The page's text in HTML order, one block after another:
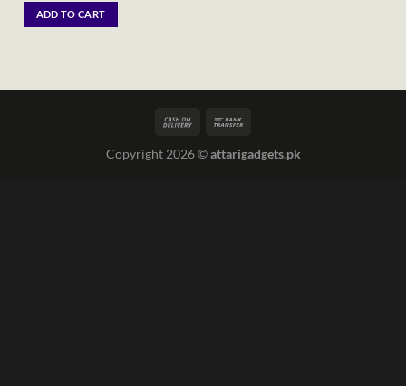
was:
₨ 799.
ADD TO CART
Copyright 2026 ©attarigadgets.pk